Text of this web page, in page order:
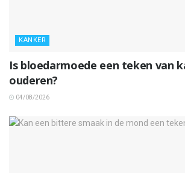
KANKER
Is bloedarmoede een teken van
ouderen?
04/08/2026